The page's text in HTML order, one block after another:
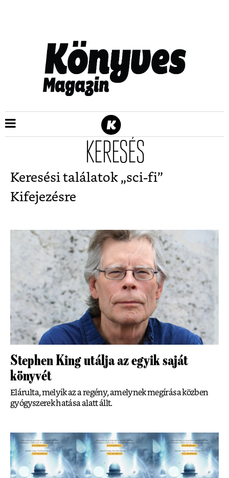
KERESÉS
Keresési találatok „sci-fi”
Kifejezésre
Stephen King utálja az egyik saját
könyvét
Elárulta, melyik az a regény, amelynek megírása közben
gyógyszerek hatása alatt állt.